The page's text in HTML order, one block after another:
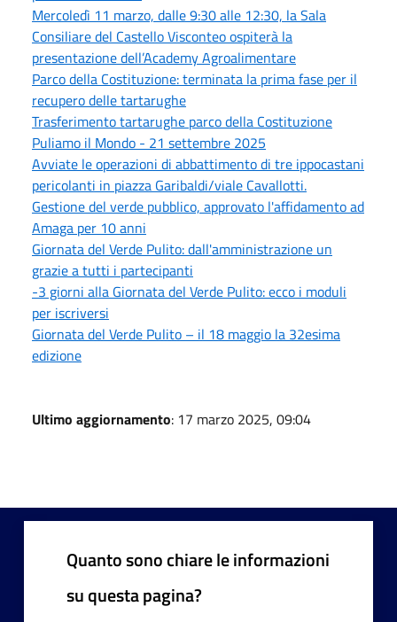
Mercoledì 11 marzo, dalle 9:30 alle 12:30, la Sala
Consiliare del Castello Visconteo ospiterà la
presentazione dell’Academy Agroalimentare
Parco della Costituzione: terminata la prima fase per il
recupero delle tartarughe
Trasferimento tartarughe parco della Costituzione
Puliamo il Mondo - 21 settembre 2025
Avviate le operazioni di abbattimento di tre ippocastani
pericolanti in piazza Garibaldi/viale Cavallotti.
Gestione del verde pubblico, approvato l'affidamento ad
Amaga per 10 anni
Giornata del Verde Pulito: dall'amministrazione un
grazie a tutti i partecipanti
-3 giorni alla Giornata del Verde Pulito: ecco i moduli
per iscriversi
Giornata del Verde Pulito – il 18 maggio la 32esima
edizione
Ultimo aggiornamento: 17 marzo 2025, 09:04
Quanto sono chiare le informazioni
su questa pagina?